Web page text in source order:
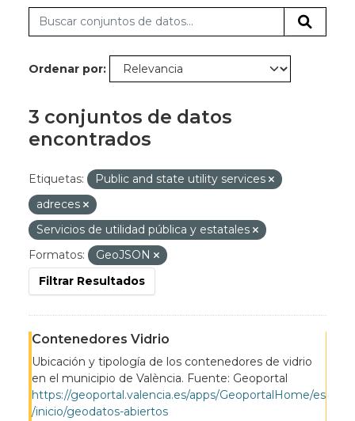
Ordenar por
3 conjuntos de datos
encontrados
Etiquetas:
Public and state utility services
adreces
Servicios de utilidad pública y estatales
Formatos:
GeoJSON
Filtrar Resultados
Contenedores Vidrio
Ubicación y tipología de los contenedores de vidrio
en el municipio de València. Fuente: Geoportal
https://geoportal.valencia.es/apps/GeoportalHome/es
/inicio/geodatos-abiertos